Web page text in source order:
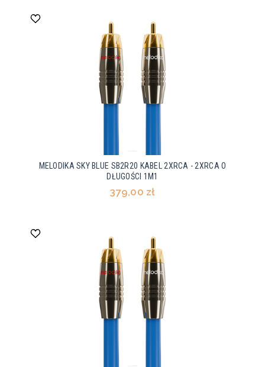
MELODIKA SKY BLUE SB2R20 KABEL 2XRCA - 2XRCA O
DŁUGOŚCI 1M1
379,00 zł